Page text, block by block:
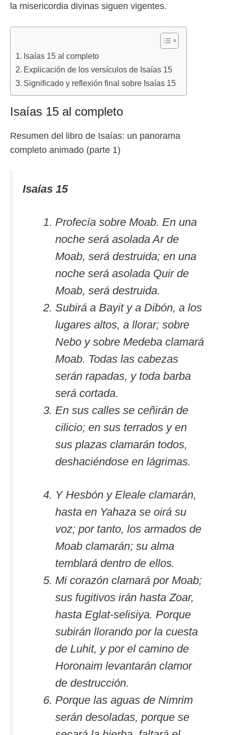
la misericordia divinas siguen vigentes.
Isaías 15 al completo
Explicación de los versículos de Isaías 15
Significado y reflexión final sobre Isaías 15
Isaías 15 al completo
Resumen del libro de Isaías: un panorama
completo animado (parte 1)
Isaías 15
Profecía sobre Moab. En una
noche será asolada Ar de
Moab, será destruida; en una
noche será asolada Quir de
Moab, será destruida.
Subirá a Bayit y a Dibón, a los
lugares altos, a llorar; sobre
Nebo y sobre Medeba clamará
Moab. Todas las cabezas
serán rapadas, y toda barba
será cortada.
En sus calles se ceñirán de
cilicio; en sus terrados y en
sus plazas clamarán todos,
deshaciéndose en lágrimas.
Y Hesbón y Eleale clamarán,
hasta en Yahaza se oirá su
voz; por tanto, los armados de
Moab clamarán; su alma
temblará dentro de ellos.
Mi corazón clamará por Moab;
sus fugitivos irán hasta Zoar,
hasta Eglat-selisiya. Porque
subirán llorando por la cuesta
de Luhit, y por el camino de
Horonaim levantarán clamor
de destrucción.
Porque las aguas de Nimrim
serán desoladas, porque se